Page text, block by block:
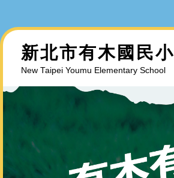
主
區
新北市有木國民
New Taipei Youmu Elementary School